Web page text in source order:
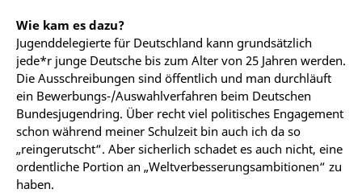
Wie kam es dazu?
Jugenddelegierte für Deutschland kann grundsätzlich
jede*r junge Deutsche bis zum Alter von 25 Jahren werden.
Die Ausschreibungen sind öffentlich und man durchläuft
ein Bewerbungs-/Auswahlverfahren beim Deutschen
Bundesjugendring. Über recht viel politisches Engagement
schon während meiner Schulzeit bin auch ich da so
„reingerutscht“. Aber sicherlich schadet es auch nicht, eine
ordentliche Portion an „Weltverbesserungsambitionen“ zu
haben.